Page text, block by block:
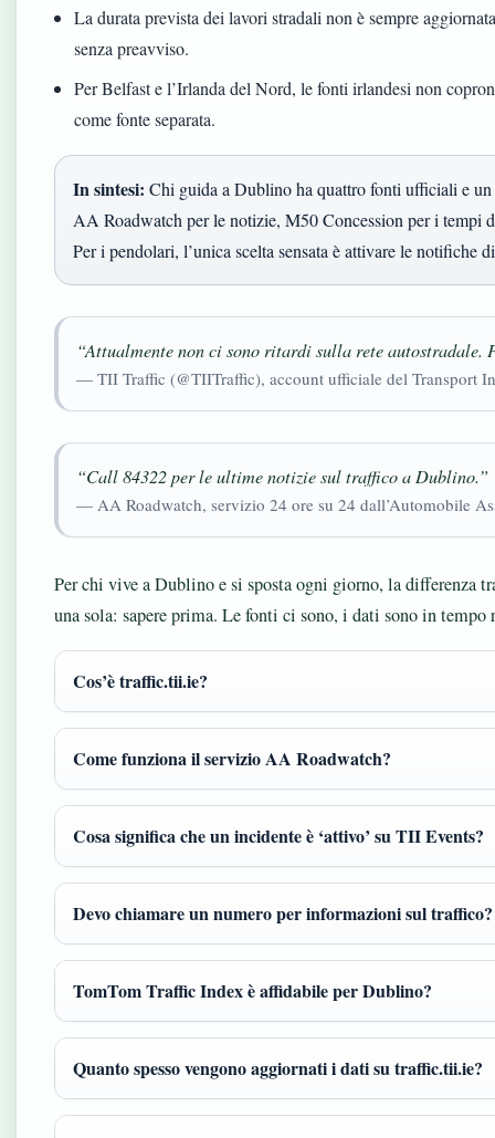
La durata prevista dei lavori stradali non è sempre
senza preavviso.
Per Belfast e l’Irlanda del Nord, le fonti irlandesi non
come fonte separata.
In sintesi: Chi guida a Dublino ha quattro fonti ufficiali e
AA Roadwatch per le notizie, M50 Concession per i tempi
Per i pendolari, l’unica scelta sensata è attivare le notifiche
“Attualmente non ci sono ritardi sulla rete
— TII Traffic (@TIITraffic), account ufficiale del Transport
“Call 84322 per le ultime notizie sul traffico a Dublino.”
— AA Roadwatch, servizio 24 ore su 24 dall’Automobile
Per chi vive a Dublino e si sposta ogni giorno, la differenza
una sola: sapere prima. Le fonti ci sono, i dati sono in tempo
Cos’è traffic.tii.ie?
Come funziona il servizio AA Roadwatch?
Cosa significa che un incidente è ‘attivo’ su TII Events?
Devo chiamare un numero per informazioni sul traffico?
TomTom Traffic Index è affidabile per Dublino?
Quanto spesso vengono aggiornati i dati su traffic.tii.ie?